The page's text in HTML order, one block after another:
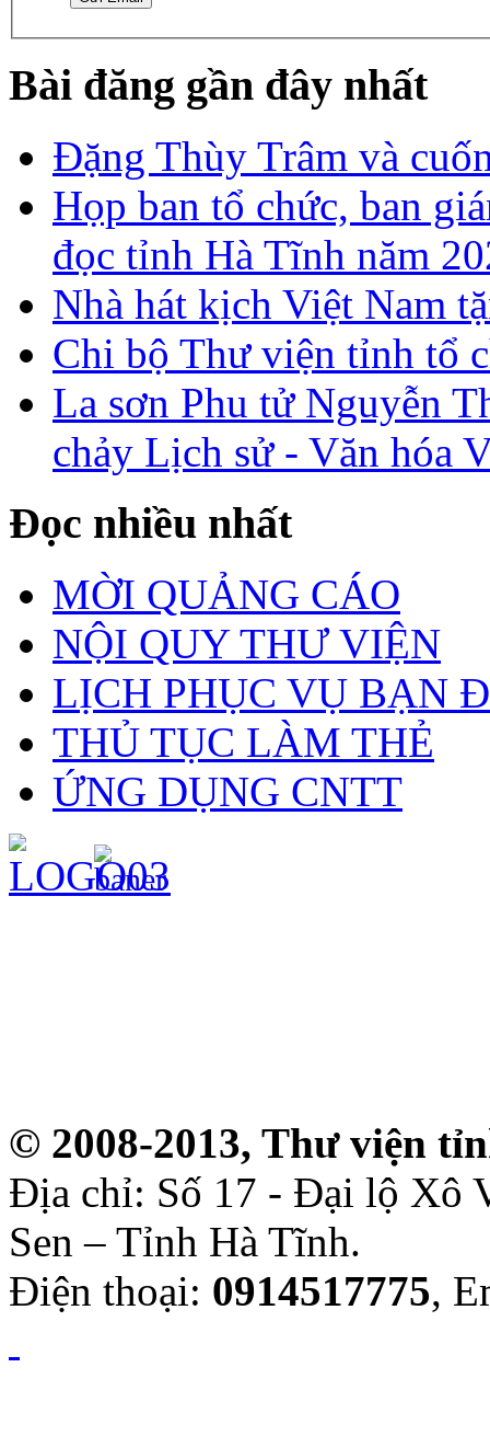
Bài đăng gần đây nhất
Đặng Thùy Trâm và
Họp ban tổ chức, ban
đọc tỉnh Hà Tĩnh năm
Nhà hát kịch Việt Nam
Chi bộ Thư viện tỉnh tổ
La sơn Phu tử Nguyễn
chảy Lịch sử - Văn hóa
Đọc nhiều nhất
MỜI QUẢNG CÁO
NỘI QUY THƯ VIỆN
LỊCH PHỤC VỤ BẠN
THỦ TỤC LÀM THẺ
ỨNG DỤNG CNTT
© 2008-2013, Thư viện
Địa chỉ: Số 17 - Đại lộ Xô
Sen – Tỉnh Hà Tĩnh.
Điện thoại: 0914517775,